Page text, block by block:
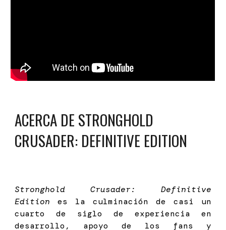
ACERCA DE STRONGHOLD
CRUSADER: DEFINITIVE EDITION
Stronghold Crusader: Definitive
Edition es la culminación de casi un
cuarto de siglo de experiencia en
desarrollo, apoyo de los fans y